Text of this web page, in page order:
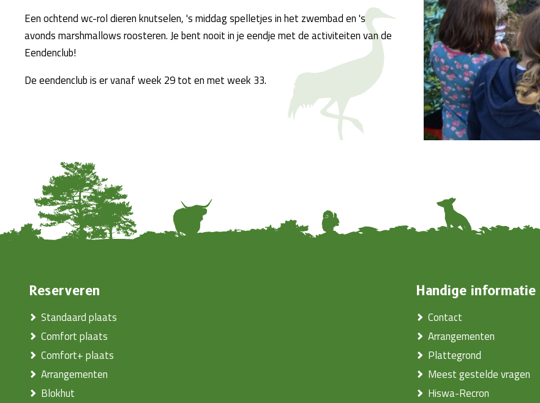
Een ochtend wc-rol dieren knutselen, 's middag spelletjes in het zwembad en 's
avonds marshmallows roosteren. Je bent nooit in je eendje met de activiteiten van de
Eendenclub!
De eendenclub is er vanaf week 29 tot en met week 33.
Reserveren
Standaard plaats
Comfort plaats
Comfort+ plaats
Arrangementen
Blokhut
Handige informatie
Contact
Arrangementen
Plattegrond
Meest gestelde vragen
Hiswa-Recron